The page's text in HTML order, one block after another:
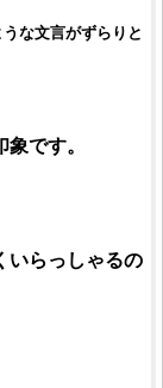
な文言がずらりと
です。
いらっしゃるの